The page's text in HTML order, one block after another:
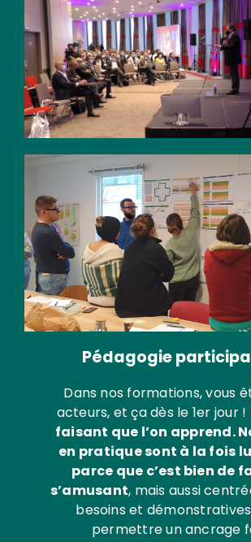
Pédagogie
Dans nos formations, vous
acteurs, et ça dès le 1er jour !
faisant que l’on apprend.
en pratique sont à la fois
parce que c’est bien de
s’amusant, mais aussi
besoins et
permettre un ancrage